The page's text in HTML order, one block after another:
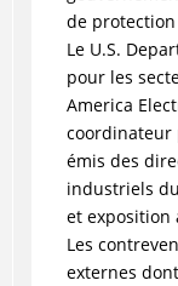
de
Le U.S.
pour les
America
coordinateur
émis des
industriels
et exposition
Les
externes